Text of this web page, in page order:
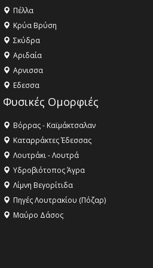
Πέλλα
Κρύα Βρύση
Σκύδρα
Αριδαία
Aρνισσα
Eδεσσα
Φυσικές Ομορφιές
Βόρρας - Καϊμάκτσαλαν
Καταρράκτες Έδεσσας
Λουτράκι - Λουτρά
Υδροβιότοπος Άγρα
Λίμνη Βεγορίτιδα
Πηγές Λουτρακίου (Πόζαρ)
Μαύρο Δάσος